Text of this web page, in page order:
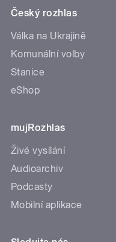
Český rozhlas
Válka na Ukrajině
Komunální volby
Stanice
eShop
mujRozhlas
Živé vysílání
Audioarchiv
Podcasty
Mobilní aplikace